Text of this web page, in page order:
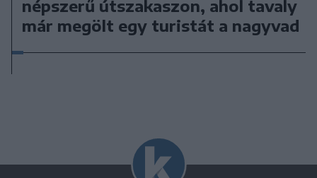
népszerű útszakaszon, ahol tavaly
már megölt egy turistát a nagyvad